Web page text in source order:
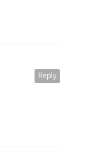
Reply